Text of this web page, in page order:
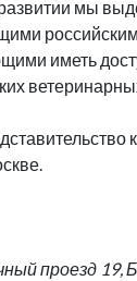
мы
иметь
проезд 19,